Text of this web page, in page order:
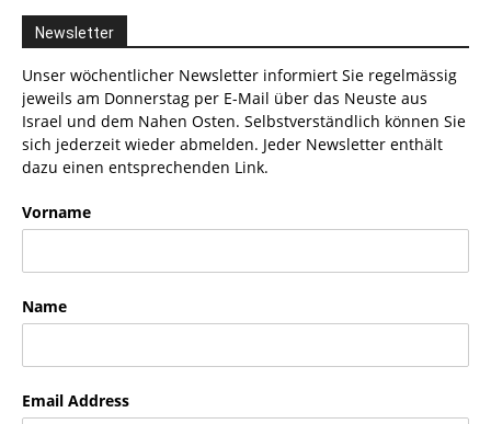
Newsletter
Unser wöchentlicher Newsletter informiert Sie regelmässig
jeweils am Donnerstag per E-Mail über das Neuste aus
Israel und dem Nahen Osten. Selbstverständlich können Sie
sich jederzeit wieder abmelden. Jeder Newsletter enthält
dazu einen entsprechenden Link.
Vorname
Name
Email Address